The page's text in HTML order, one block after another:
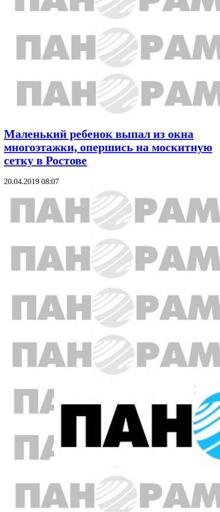
Маленький ребенок выпал из окна
многоэтажки, опершись на москитную
сетку в Ростове
20.04.2019 08:07